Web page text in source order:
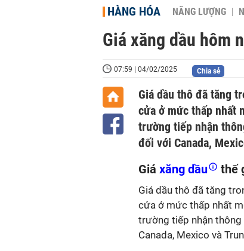
HÀNG HÓA NĂNG LƯỢNG
Giá xăng dầu hôm
07:59 | 04/02/2025 Chia sẻ
Giá dầu thô đã tăng
cửa ở mức thấp nhất
trường tiếp nhận
đối với Canada,
Giá xăng dầu thế
Giá dầu thô đã tăng
cửa ở mức thấp nhất
trường tiếp nhận thông
Canada, Mexico và